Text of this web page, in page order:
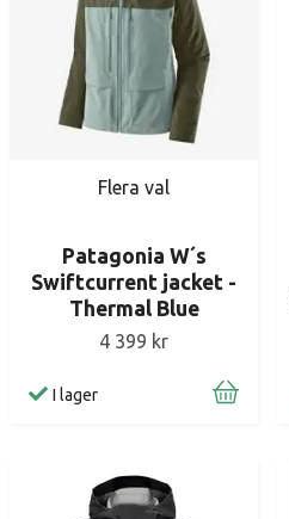
Flera val
Patagonia W´s
Swiftcurrent jacket -
Thermal Blue
4 399 kr
I lager